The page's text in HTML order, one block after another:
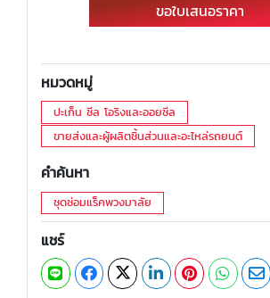
ขอใบเสนอราคา
หมวดหมู่
ปะเก็น ซีล โอริงและออยซีล
ขายส่งและผู้ผลิตชิ้นส่วนและอะไหล่รถยนต์
คำค้นหา
ชุดซ่อมแร็คพวงมาลัย
แชร์